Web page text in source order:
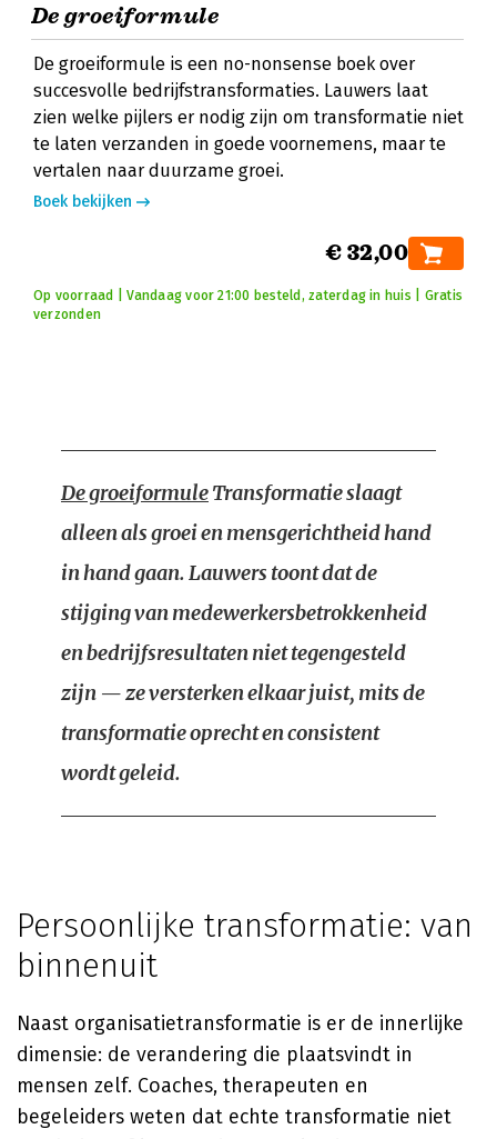
De groeiformule
De groeiformule is een no-nonsense boek over
succesvolle bedrijfstransformaties. Lauwers laat
zien welke pijlers er nodig zijn om transformatie niet
te laten verzanden in goede voornemens, maar te
vertalen naar duurzame groei.
Boek bekijken
€ 32,00
Op voorraad | Vandaag voor 21:00 besteld, zaterdag in huis | Gratis
verzonden
De groeiformuleTransformatie slaagt
alleen als groei en mensgerichtheid hand
in hand gaan. Lauwers toont dat de
stijging van medewerkersbetrokkenheid
en bedrijfsresultaten niet tegengesteld
zijn — ze versterken elkaar juist, mits de
transformatie oprecht en consistent
wordt geleid.
Persoonlijke transformatie: van
binnenuit
Naast organisatietransformatie is er de innerlijke
dimensie: de verandering die plaatsvindt in
mensen zelf. Coaches, therapeuten en
begeleiders weten dat echte transformatie niet